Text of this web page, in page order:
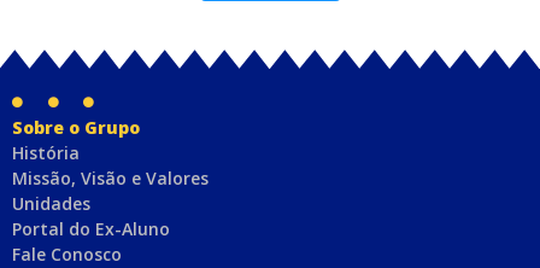
Sobre o Grupo
História
Missão, Visão e Valores
Unidades
Portal do Ex-Aluno
Fale Conosco